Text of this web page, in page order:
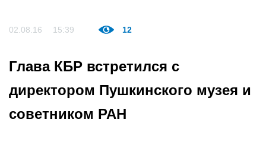
02.08.16 15:39 12
Глава КБР встретился с
директором Пушкинского музея и
советником РАН